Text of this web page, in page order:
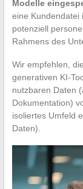
Modelle
eine Kundendatei
potenziell
Rahmens des
Wir empfehlen,
generativen KI-
nutzbaren Daten
Dokumentation)
isoliertes Umfeld
Daten).